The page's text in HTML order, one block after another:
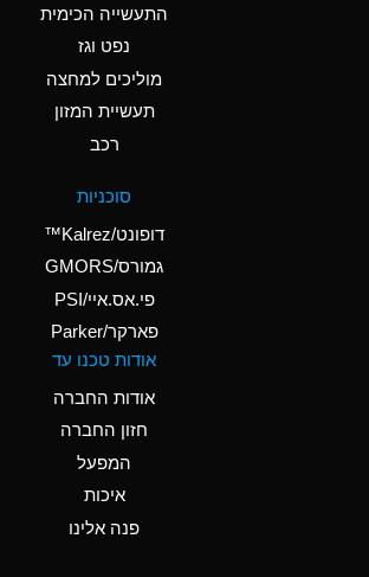
Ammonium Nitrate
Ammonium Nitrite
Ammonium Persulfate
Ammonium Phosphate
A
Ammonium Sulfate
A
Amyl Acetate (Banana
התעשייה הכימית
נפט וגז
מוליכים למחצה
תעשיית המזון
רכב
סוכניות
דופונט/Kalrez™
גמורס/GMORS
פי.אס.איי/PSI
פארקר/Parker
אודות טכנו עד
אודות החברה
חזון החברה
המפעל
איכות
פנה אלינו